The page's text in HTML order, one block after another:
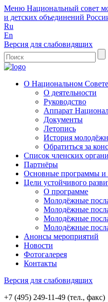
Меню Национальный совет
и детских объединений
Ru
En
Версия для слабовидящих
О Национальном Совете
О деятельности
Руководство
Аппарат
Документы
Летопись
История
Обратиться за
Список членских
Партнёры
Основные программы и
Цели устойчивого
О программе
Молодёжные
Молодёжные
Молодёжные
Молодёжные
Анонсы мероприятий
Новости
Фотогалерея
Контакты
Версия для слабовидящих
+7 (495) 249-11-49 (тел., факс)